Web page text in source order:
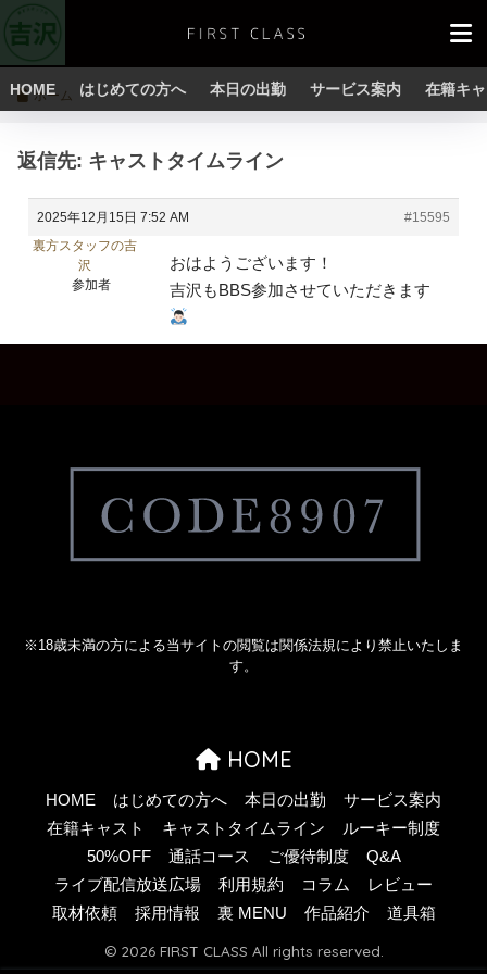
HOME はじめての方へ 本日の出勤 サービス案内 在籍キ
ホーム
返信先: キャストタイムライン
2025年12月15日 7:52 AM
#15595
裏方スタッフの吉
沢
参加者
おはようございます！
吉沢もBBS参加させていただきます
※18歳未満の方による当サイトの閲覧は関係法規により禁止いたしま
す。
HOME
HOME はじめての方へ 本日の出勤
サービス案内
在籍キャスト
キャストタイムライン
ルーキー制度
50%OFF
通話コース ご優待制度
Q&A
ライブ配信放送広場
利用規約 コラム
レビュー
取材依頼
採用情報 裏 MENU 作品紹介 道具箱
© 2026 FIRST CLASS All rights reserved.